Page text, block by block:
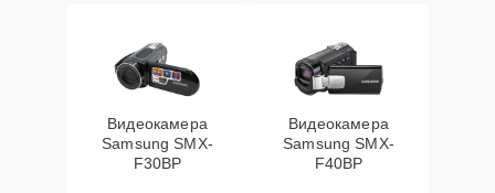
Видеокамера
Samsung SMX-
F30BP
Видеокамера
Samsung SMX-
F40BP